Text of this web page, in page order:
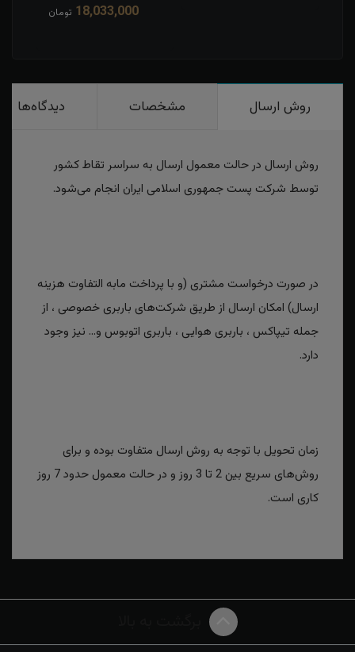
18,033,000 تومان
روش ارسال مشخصات دیدگاه‌ها
روش ارسال در حالت معمول ارسال به سراسر تقاط کشور
توسط شرکت پست جمهوری اسلامی ایران انجام می‌شود.
در صورت درخواست مشتری (و با پرداخت مابه التفاوت هزینه
ارسال) امکان ارسال از طریق شرکت‌های باربری خصوصی ، از
جمله تیپاکس ، باربری هوایی ، باربری اتوبوس و... نیز وجود
دارد.
زمان تحویل با توجه به روش ارسال متفاوت بوده و برای
روش‌های سریع بین 2 تا 3 روز و در حالت معمول حدود 7 روز
کاری است.